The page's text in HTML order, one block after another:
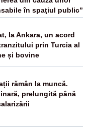
în spaţiul public”
la Ankara, un acord
prin Turcia al
și bovine
rămân la muncă.
prelungită până